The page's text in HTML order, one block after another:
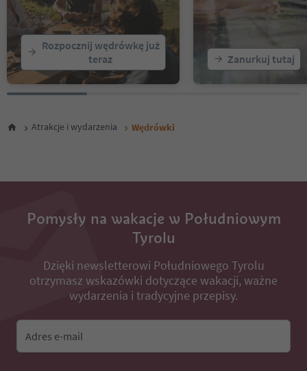
21
22
23
24
25
26
29
33
43
45
Rozpocznij wędrówkę już
teraz
Zanurkuj tutaj
Atrakcje i wydarzenia Wędrówki
Pomysły na wakacje w Południowym
Tyrolu
Dzięki newsletterowi Południowego Tyrolu
otrzymasz wskazówki dotyczące wakacji, ważne
wydarzenia i tradycyjne przepisy.
Adres e-mail